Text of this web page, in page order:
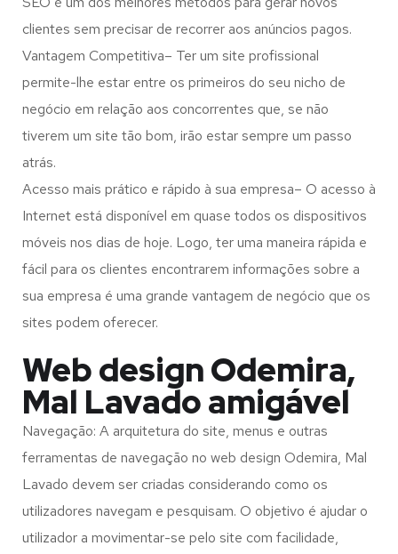
clientes sem precisar de recorrer aos anúncios pagos.
Vantagem Competitiva– Ter um site profissional
permite-lhe estar entre os primeiros do seu nicho de
negócio em relação aos concorrentes que, se não
tiverem um site tão bom, irão estar sempre um passo
atrás.
Acesso mais prático e rápido à sua empresa– O acesso à
Internet está disponível em quase todos os dispositivos
móveis nos dias de hoje. Logo, ter uma maneira rápida e
fácil para os clientes encontrarem informações sobre a
sua empresa é uma grande vantagem de negócio que os
sites podem oferecer.
Web design Odemira,
Mal Lavado amigável
Navegação: A arquitetura do site, menus e outras
ferramentas de navegação no web design Odemira, Mal
Lavado devem ser criadas considerando como os
utilizadores navegam e pesquisam. O objetivo é ajudar o
utilizador a movimentar-se pelo site com facilidade,